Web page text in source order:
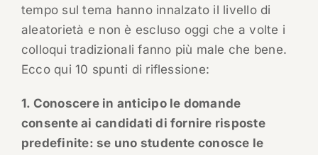
tempo sul tema hanno innalzato il livello di
aleatorietà e non è escluso oggi che a volte i
colloqui tradizionali fanno più male che bene.
Ecco qui 10 spunti di riflessione:
1. Conoscere in anticipo le domande
consente ai candidati di fornire risposte
predefinite: se uno studente conosce le